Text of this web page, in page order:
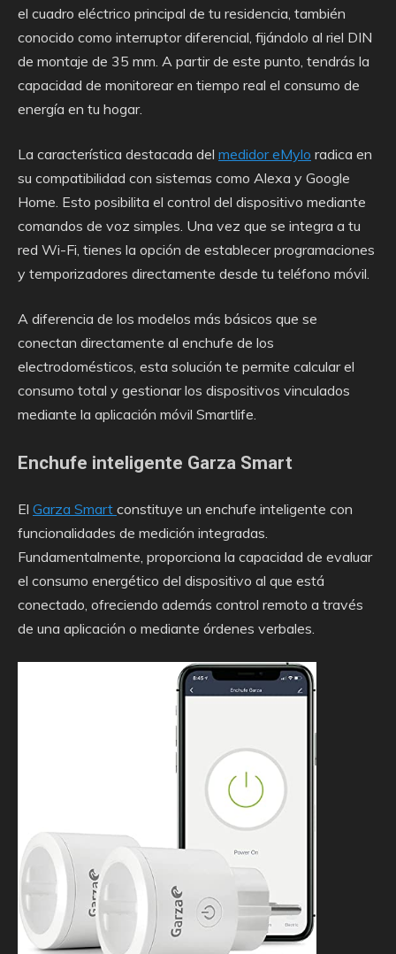
el cuadro eléctrico principal de tu residencia, también
conocido como interruptor diferencial, fijándolo al riel DIN
de montaje de 35 mm. A partir de este punto, tendrás la
capacidad de monitorear en tiempo real el consumo de
energía en tu hogar.
La característica destacada del medidor eMylo radica en
su compatibilidad con sistemas como Alexa y Google
Home. Esto posibilita el control del dispositivo mediante
comandos de voz simples. Una vez que se integra a tu
red Wi-Fi, tienes la opción de establecer programaciones
y temporizadores directamente desde tu teléfono móvil.
A diferencia de los modelos más básicos que se
conectan directamente al enchufe de los
electrodomésticos, esta solución te permite calcular el
consumo total y gestionar los dispositivos vinculados
mediante la aplicación móvil Smartlife.
Enchufe inteligente Garza Smart
El Garza Smart constituye un enchufe inteligente con
funcionalidades de medición integradas.
Fundamentalmente, proporciona la capacidad de evaluar
el consumo energético del dispositivo al que está
conectado, ofreciendo además control remoto a través
de una aplicación o mediante órdenes verbales.